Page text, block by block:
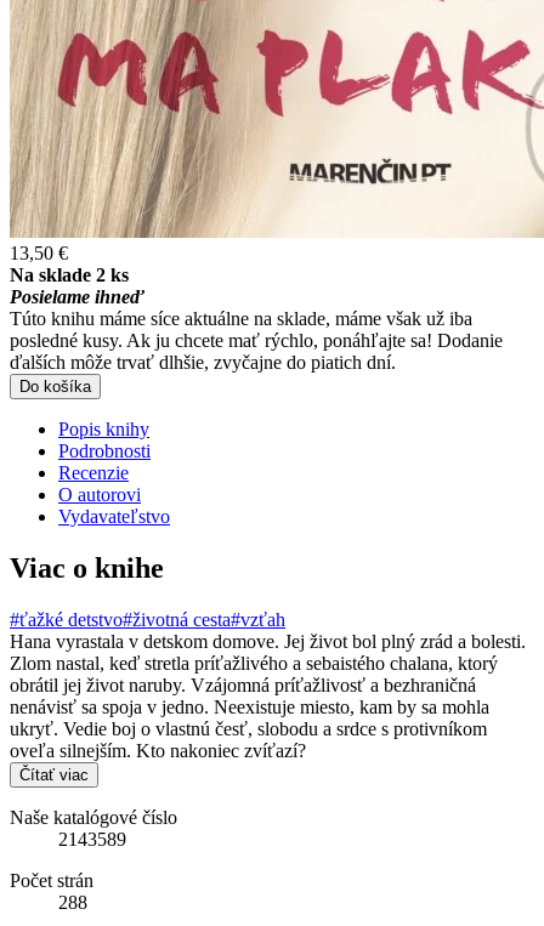
13,50 €
Na sklade 2 ks
Posielame ihneď
Túto knihu máme síce aktuálne na sklade, máme však už iba
posledné kusy. Ak ju chcete mať rýchlo, ponáhľajte sa! Dodanie
ďalších môže trvať dlhšie, zvyčajne do piatich dní.
Do košíka
Popis knihy
Podrobnosti
Recenzie
O autorovi
Vydavateľstvo
Viac o knihe
#ťažké detstvo#životná cesta#vzťah
Hana vyrastala v detskom domove. Jej život bol plný zrád a bolesti.
Zlom nastal, keď stretla príťažlivého a sebaistého chalana, ktorý
obrátil jej život naruby. Vzájomná príťažlivosť a bezhraničná
nenávisť sa spoja v jedno. Neexistuje miesto, kam by sa mohla
ukryť. Vedie boj o vlastnú česť, slobodu a srdce s protivníkom
oveľa silnejším. Kto nakoniec zvíťazí?
Čítať viac
Naše katalógové číslo
2143589
Počet strán
288